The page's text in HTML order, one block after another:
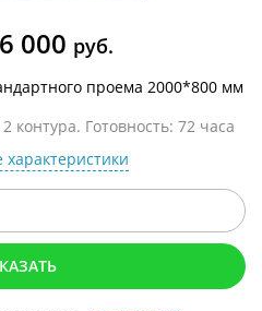
000 руб.
проема 2000*800 мм
контура. Готовность: 72 часа
характеристики